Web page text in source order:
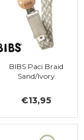
BIBS Paci Braid
Sand/Ivory
€13,95